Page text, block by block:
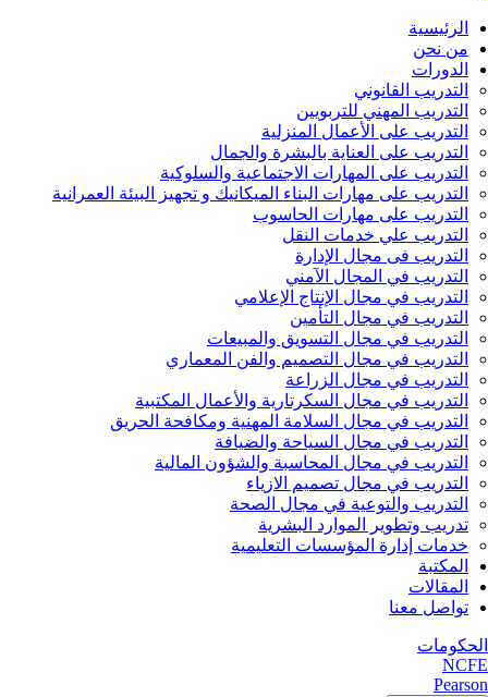
الرئيسية
من نحن
الدورات
التدريب القانوني
التدريب المهني للتربويين
التدريب على الأعمال المنزلية
التدريب على العناية بالبشرة والجمال
التدريب على المهارات الاجتماعية والسلوكية
التدريب على مهارات البناء الميكانيك و تجهيز البيئة العمرانية
التدريب على مهارات الحاسوب
التدريب علي خدمات النقل
التدريب فى مجال الإدارة
التدريب في المجال الآمني
التدريب في مجال الإنتاج الإعلامي
التدريب في مجال التأمين
التدريب في مجال التسويق والمبيعات
التدريب في مجال التصميم والفن المعماري
التدريب في مجال الزراعة
التدريب في مجال السكرتارية والأعمال المكتبية
التدريب في مجال السلامة المهنية ومكافحة الحريق
التدريب في مجال السياحة والضيافة
التدريب في مجال المحاسبة والشؤون المالية
التدريب في مجال تصميم الازياء
التدريب والتوعية في مجال الصحة
تدريب وتطوير الموارد البشرية
خدمات إدارة المؤسسات التعليمية
المكتبة
المقالات
تواصل معنا
الحكومات
NCFE
Pearson